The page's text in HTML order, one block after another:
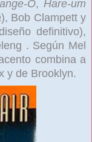
O, Hare-um
), Bob Clampett y
definitivo),
. Según Mel
combina a
y de Brooklyn.